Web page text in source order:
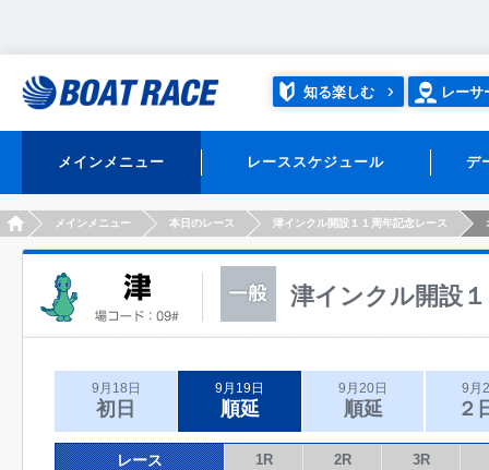
知る楽しむ レーサ
メインメニュー レーススケジュール デ
HOMEメインメニュー 本日のレース 津インクル開設１１周年記念レース
津インクル開設
9月18日
初日
9月19日
順延
9月20日
順延
9月
２
レース 1R 2R 3R